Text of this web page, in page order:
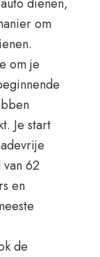
om
om je
Je start
62
en
de